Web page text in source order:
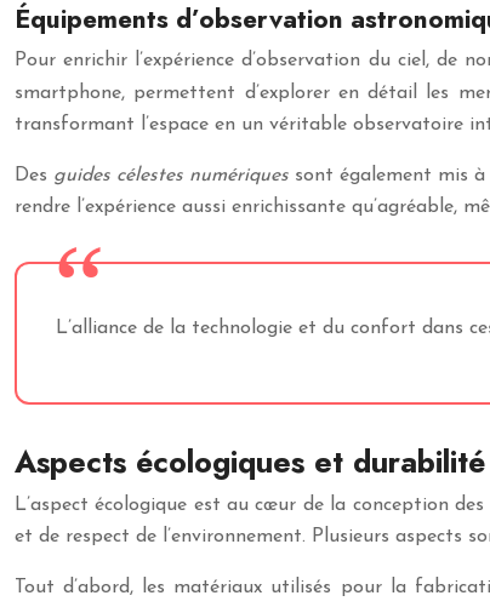
Équipements d’observation
Pour enrichir l’expérience d’observation du ciel, de
smartphone, permettent d’explorer en détail les
transformant l’espace en un véritable observatoire
Des guides célestes numériques sont également mis
rendre l’expérience aussi enrichissante qu’agréable,
L’alliance de la technologie et du confort dans
Aspects écologiques et
L’aspect écologique est au cœur de la conception
et de respect de l’environnement. Plusieurs aspects
Tout d’abord, les matériaux utilisés pour la